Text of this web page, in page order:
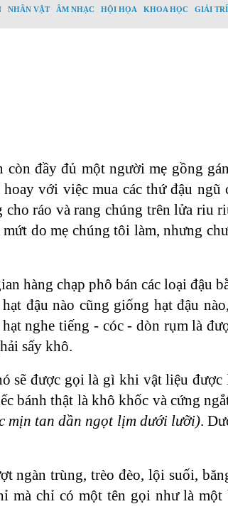
NHÂN VẬT ÂM NHẠC HỘI HỌA KHOA HỌC GIẢI TRÍ
đầy đủ một người mẹ gồng
với việc mua các thứ đậu
ráo và rang chúng trên lửa riu
do mẹ chúng tôi làm, nhưng
hàng chạp phô bán các loại đậu
đậu nào cũng giống hạt đậu
nghe tiếng - cóc - dòn rụm là
sấy khô.
sẽ được gọi là gì khi vật liệu được
bánh thật là khô khốc và cứng
mịn tan dần ngọt lịm dưới lưỡi).
ngàn trùng, trèo đèo, lội suối,
mà chỉ có một tên gọi như là